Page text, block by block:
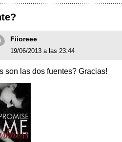
Fiioreee
19/06/2013 a las 23:44
son las dos fuentes? Gracias!